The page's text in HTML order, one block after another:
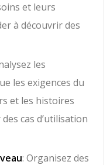
et leurs
à découvrir des
les
les exigences du
et les histoires
cas d’utilisation
: Organisez des